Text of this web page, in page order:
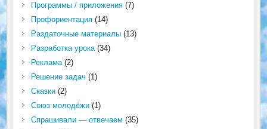
Программы / приложения(7)
Профориентация(14)
Раздаточные материалы(13)
Разработка урока(34)
Реклама(2)
Решение задач (1)
Сказки(2)
Союз молодёжи(1)
Спрашивали — отвечаем (35)